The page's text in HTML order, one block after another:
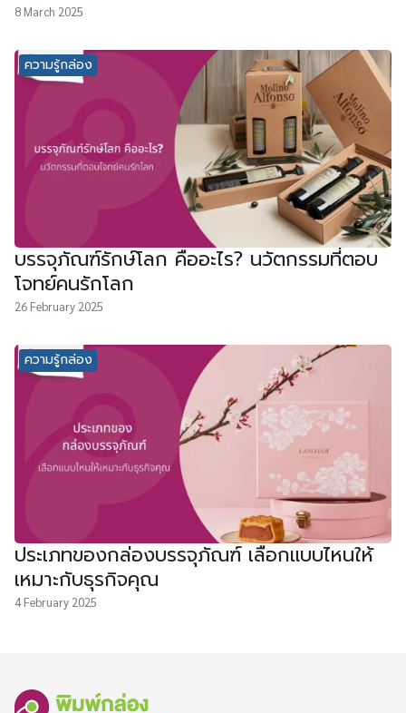
8 March 2025
ความรู้กล่อง
บรรจุภัณฑ์รักษ์โลก คืออะไร? นวัตกรรมที่ตอบ
โจทย์คนรักโลก
26 February 2025
ความรู้กล่อง
ประเภทของกล่องบรรจุภัณฑ์ เลือกแบบไหนให้
เหมาะกับธุรกิจคุณ
4 February 2025